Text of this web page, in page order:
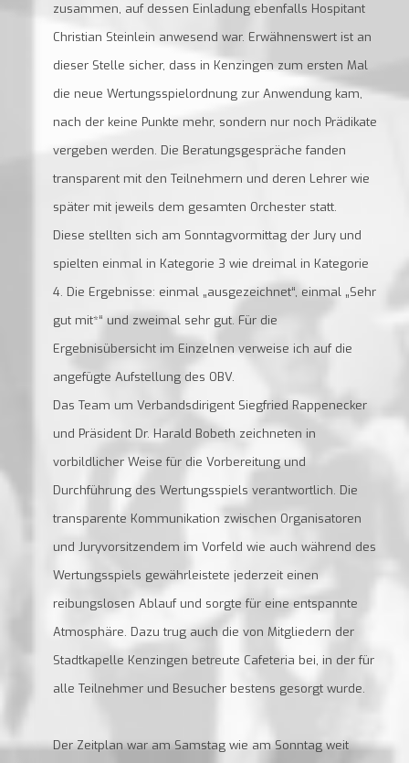
zusammen, auf dessen Einladung ebenfalls Hospitant
Christian Steinlein anwesend war. Erwähnenswert ist an
dieser Stelle sicher, dass in Kenzingen zum ersten Mal
die neue Wertungsspielordnung zur Anwendung kam,
nach der keine Punkte mehr, sondern nur noch Prädikate
vergeben werden. Die Beratungsgespräche fanden
transparent mit den Teilnehmern und deren Lehrer wie
später mit jeweils dem gesamten Orchester statt.
Diese stellten sich am Sonntagvormittag der Jury und
spielten einmal in Kategorie 3 wie dreimal in Kategorie
4. Die Ergebnisse: einmal „ausgezeichnet“, einmal „Sehr
gut mit*“ und zweimal sehr gut. Für die
Ergebnisübersicht im Einzelnen verweise ich auf die
angefügte Aufstellung des OBV.
Das Team um Verbandsdirigent Siegfried Rappenecker
und Präsident Dr. Harald Bobeth zeichneten in
vorbildlicher Weise für die Vorbereitung und
Durchführung des Wertungsspiels verantwortlich. Die
transparente Kommunikation zwischen Organisatoren
und Juryvorsitzendem im Vorfeld wie auch während des
Wertungsspiels gewährleistete jederzeit einen
reibungslosen Ablauf und sorgte für eine entspannte
Atmosphäre. Dazu trug auch die von Mitgliedern der
Stadtkapelle Kenzingen betreute Cafeteria bei, in der für
alle Teilnehmer und Besucher bestens gesorgt wurde.
Der Zeitplan war am Samstag wie am Sonntag weit